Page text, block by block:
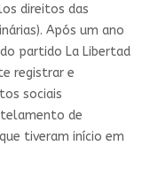
direitos das
Após um ano
partido La Libertad
registrar e
sociais
de
tiveram início em